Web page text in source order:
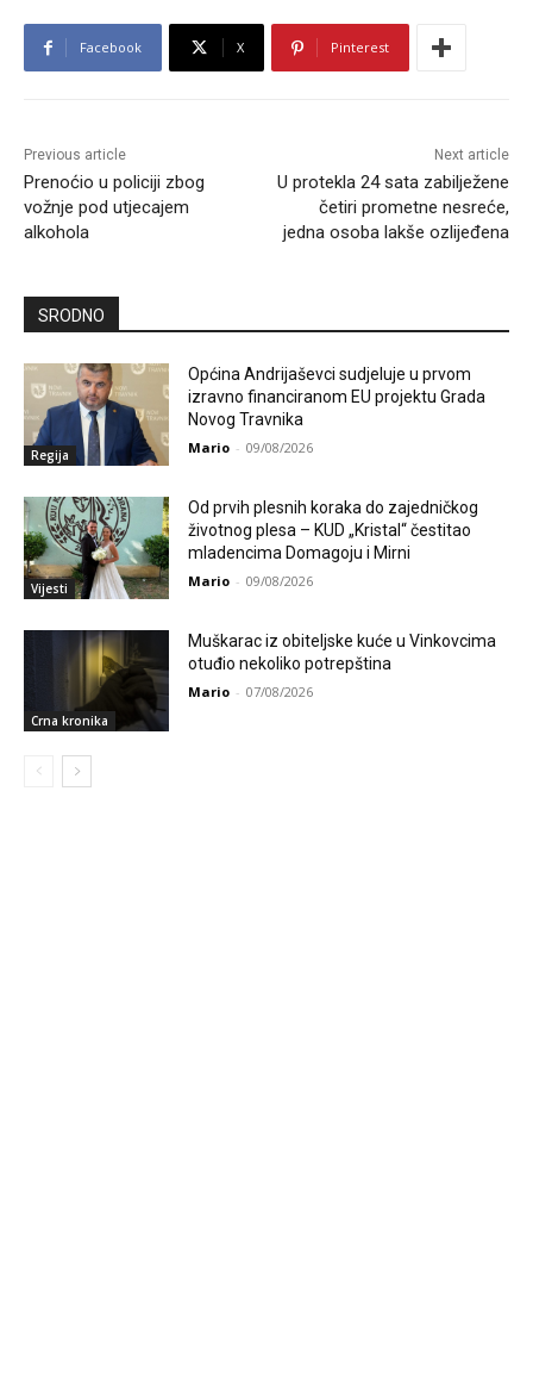
Facebook X Pinterest
Previous article
Prenoćio u policiji zbog
vožnje pod utjecajem
alkohola
Next article
U protekla 24 sata zabilježene
četiri prometne nesreće,
jedna osoba lakše ozlijeđena
SRODNO
Regija
Općina Andrijaševci sudjeluje u prvom
izravno financiranom EU projektu Grada
Novog Travnika
Mario - 09/08/2026
Vijesti
Od prvih plesnih koraka do zajedničkog
životnog plesa – KUD „Kristal“ čestitao
mladencima Domagoju i Mirni
Mario - 09/08/2026
Crna kronika
Muškarac iz obiteljske kuće u Vinkovcima
otuđio nekoliko potrepština
Mario - 07/08/2026